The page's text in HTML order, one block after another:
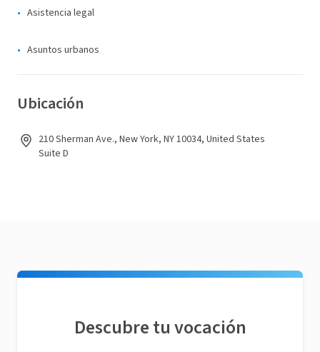
Asistencia legal
Asuntos urbanos
Ubicación
210 Sherman Ave., New York, NY 10034, United States
Suite D
Descubre tu vocación